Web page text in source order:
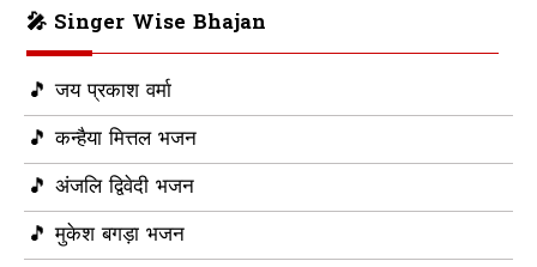
🎤 Singer Wise Bhajan
🎵 जय प्रकाश वर्मा
🎵 कन्हैया मित्तल भजन
🎵 अंजलि द्विवेदी भजन
🎵 मुकेश बगड़ा भजन